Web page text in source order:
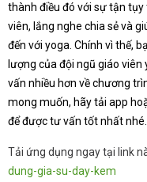
thành điều đó với sự tận
viên, lắng nghe chia sẻ và
đến với yoga. Chính vì thế,
lượng của đội ngũ giáo
vấn nhiều hơn về chương
mong muốn, hãy tải app
để được tư vấn tốt nhất nhé.
Tải ứng dụng ngay tại link
dung-gia-su-day-kem